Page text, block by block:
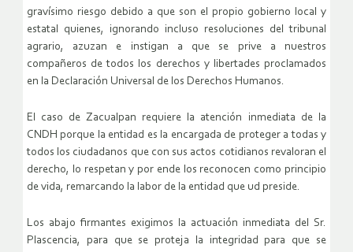
gravísimo riesgo debido a que son el propio gobierno local y
estatal quienes, ignorando incluso resoluciones del tribunal
agrario, azuzan e instigan a que se prive a nuestros
compañeros de todos los derechos y libertades proclamados
en la Declaración Universal de los Derechos Humanos.
El caso de Zacualpan requiere la atención inmediata de la
CNDH porque la entidad es la encargada de proteger a todas y
todos los ciudadanos que con sus actos cotidianos revaloran el
derecho, lo respetan y por ende los reconocen como principio
de vida, remarcando la labor de la entidad que ud preside.
Los abajo firmantes exigimos la actuación inmediata del Sr.
Plascencia, para que se proteja la integridad para que se